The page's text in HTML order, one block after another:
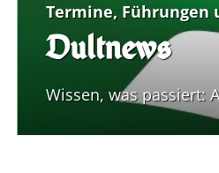
Termine, Führungen
Dultnews
Wissen, was passiert: